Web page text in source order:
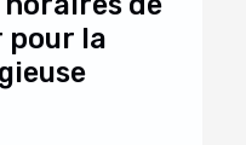
pour la